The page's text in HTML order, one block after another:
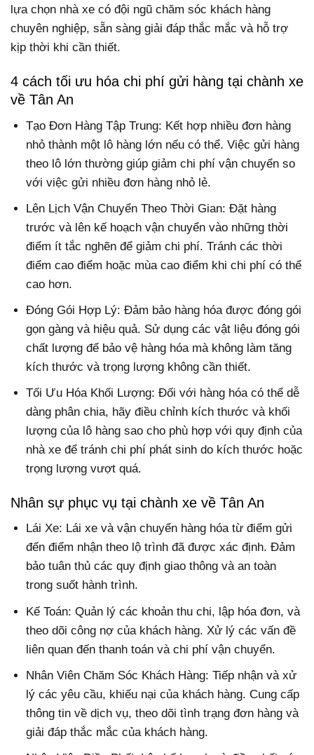
lựa chọn nhà xe có đội ngũ chăm sóc khách hàng
chuyên nghiệp, sẵn sàng giải đáp thắc mắc và hỗ trợ
kịp thời khi cần thiết.
4 cách tối ưu hóa chi phí gửi hàng tại chành xe
về Tân An
Tạo Đơn Hàng Tập Trung: Kết hợp nhiều đơn hàng
nhỏ thành một lô hàng lớn nếu có thể. Việc gửi hàng
theo lô lớn thường giúp giảm chi phí vận chuyển so
với việc gửi nhiều đơn hàng nhỏ lẻ.
Lên Lịch Vận Chuyển Theo Thời Gian: Đặt hàng
trước và lên kế hoạch vận chuyển vào những thời
điểm ít tắc nghẽn để giảm chi phí. Tránh các thời
điểm cao điểm hoặc mùa cao điểm khi chi phí có thể
cao hơn.
Đóng Gói Hợp Lý: Đảm bảo hàng hóa được đóng gói
gọn gàng và hiệu quả. Sử dụng các vật liệu đóng gói
chất lượng để bảo vệ hàng hóa mà không làm tăng
kích thước và trọng lượng không cần thiết.
Tối Ưu Hóa Khối Lượng: Đối với hàng hóa có thể dễ
dàng phân chia, hãy điều chỉnh kích thước và khối
lượng của lô hàng sao cho phù hợp với quy định của
nhà xe để tránh chi phí phát sinh do kích thước hoặc
trọng lượng vượt quá.
Nhân sự phục vụ tại chành xe về Tân An
Lái Xe: Lái xe và vận chuyển hàng hóa từ điểm gửi
đến điểm nhận theo lộ trình đã được xác định. Đảm
bảo tuân thủ các quy định giao thông và an toàn
trong suốt hành trình.
Kế Toán: Quản lý các khoản thu chi, lập hóa đơn, và
theo dõi công nợ của khách hàng. Xử lý các vấn đề
liên quan đến thanh toán và chi phí vận chuyển.
Nhân Viên Chăm Sóc Khách Hàng: Tiếp nhận và xử
lý các yêu cầu, khiếu nại của khách hàng. Cung cấp
thông tin về dịch vụ, theo dõi tình trạng đơn hàng và
giải đáp thắc mắc của khách hàng.